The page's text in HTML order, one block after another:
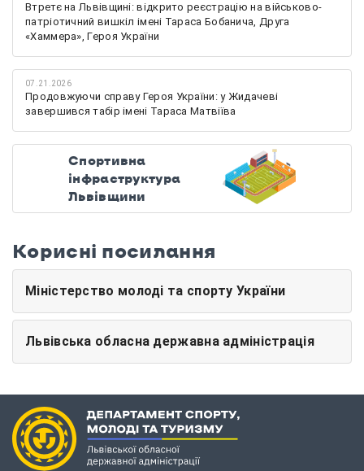
Втретє на Львівщині: відкрито реєстрацію на військово-
патріотичний вишкіл імені Тараса Бобанича, Друга
«Хаммера», Героя України
07.21.2026
Продовжуючи справу Героя України: у Жидачеві
завершився табір імені Тараса Матвіїва
Спортивна
інфраструктура
Львівщини
Корисні посилання
Міністерство молоді та спорту України
Львівська обласна державна адміністрація